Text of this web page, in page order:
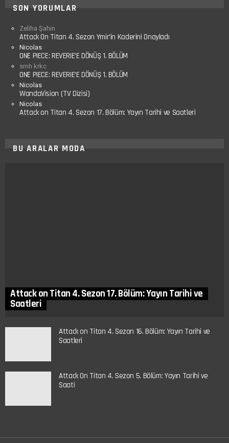
SON YORUMLAR
Zeliha Şahin
Attack On Titan 4. Sezon Ymir’in Kaderini Onayladı
Nicolas
ONE PIECE: REVERIE’E DÖNÜŞ 1. BÖLÜM
smh krkc
ONE PIECE: REVERIE’E DÖNÜŞ 1. BÖLÜM
Nicolas
WandaVision (TV Dizisi)
Nicolas
Attack on Titan 4. Sezon 17. Bölüm: Yayın Tarihi ve Saatleri
BU ARALAR MODA
Attack on Titan 4. Sezon 17. Bölüm: Yayın Tarihi ve
Saatleri
Attack on Titan 4. Sezon 16. Bölüm: Yayın Tarihi ve
Saatleri
Attack On Titan 4. Sezon 5. Bölüm: Yayın Tarihi ve
Saati